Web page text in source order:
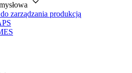
zarządzania produkcją